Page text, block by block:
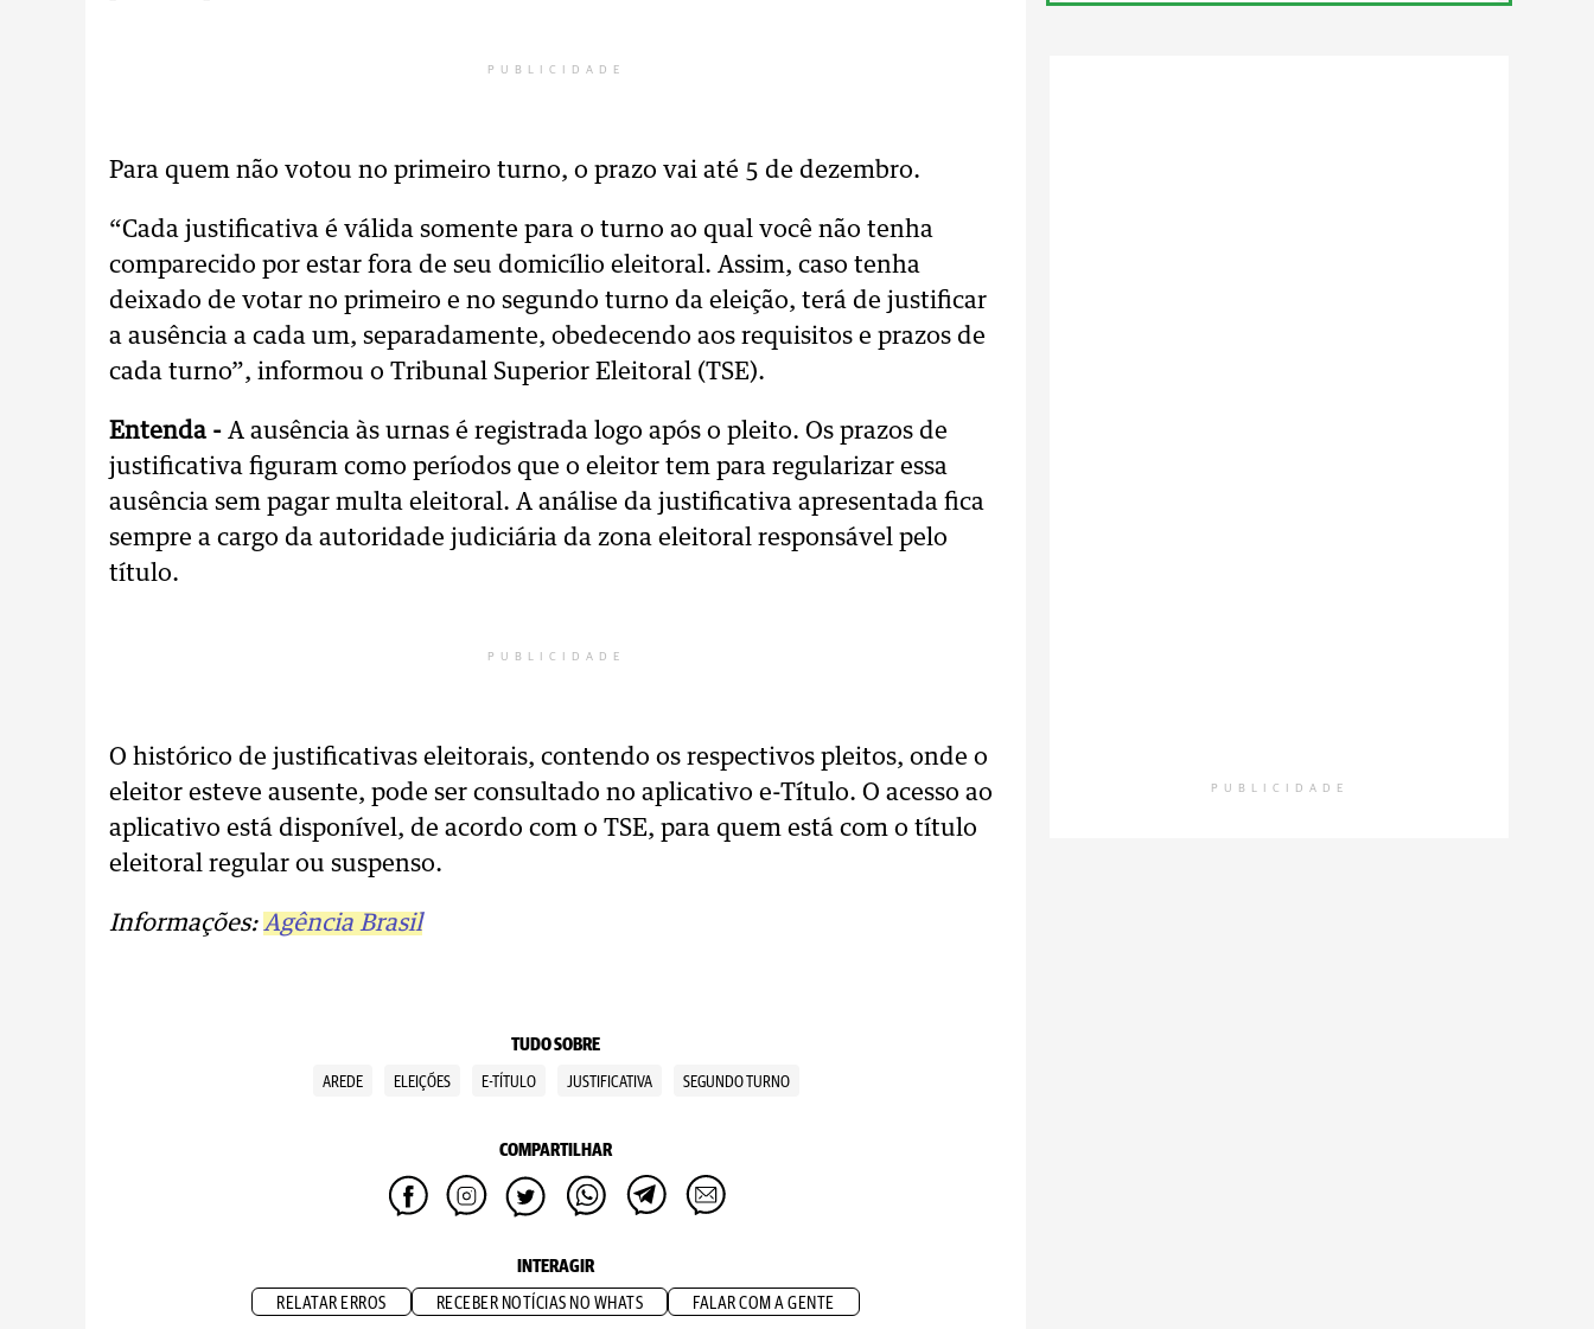
PUBLICIDADE
Para quem não votou no primeiro turno, o prazo vai até 5 de dezembro.
“Cada justificativa é válida somente para o turno ao qual você não tenha
comparecido por estar fora de seu domicílio eleitoral. Assim, caso tenha
deixado de votar no primeiro e no segundo turno da eleição, terá de justificar
a ausência a cada um, separadamente, obedecendo aos requisitos e prazos de
cada turno”, informou o Tribunal Superior Eleitoral (TSE).
Entenda - A ausência às urnas é registrada logo após o pleito. Os prazos de
justificativa figuram como períodos que o eleitor tem para regularizar essa
ausência sem pagar multa eleitoral. A análise da justificativa apresentada fica
sempre a cargo da autoridade judiciária da zona eleitoral responsável pelo
título.
PUBLICIDADE
O histórico de justificativas eleitorais, contendo os respectivos pleitos, onde o
eleitor esteve ausente, pode ser consultado no aplicativo e-Título. O acesso ao
aplicativo está disponível, de acordo com o TSE, para quem está com o título
eleitoral regular ou suspenso.
Informações: Agência Brasil
TUDO SOBRE
AREDE ELEIÇÕES E-TÍTULO JUSTIFICATIVA SEGUNDO TURNO
COMPARTILHAR
INTERAGIR
RELATAR ERROS RECEBER NOTÍCIAS NO WHATS FALAR COM A GENTE
PUBLICIDADE